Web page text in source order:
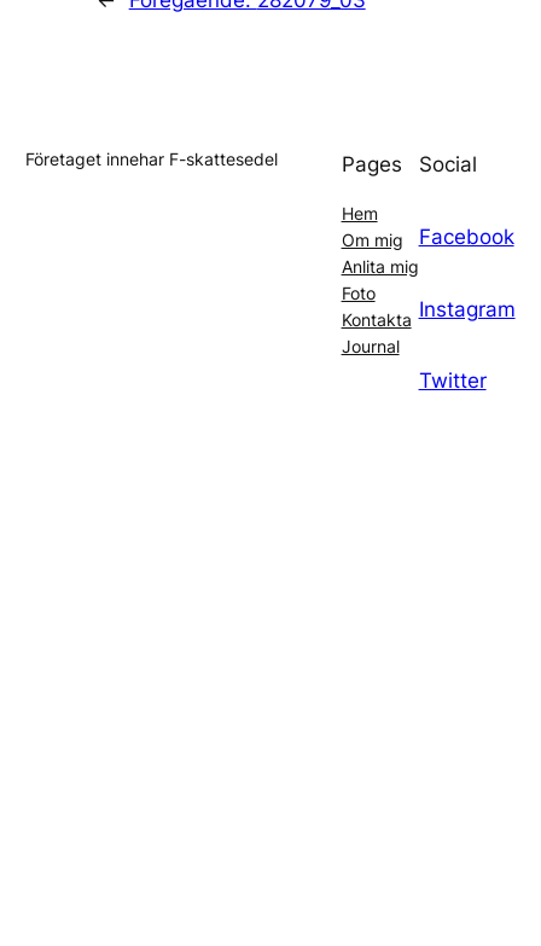
Företaget innehar F-skattesedel Pages
Hem
Om mig
Anlita mig
Foto
Kontakta
Journal
Social
Facebook
Instagram
Twitter